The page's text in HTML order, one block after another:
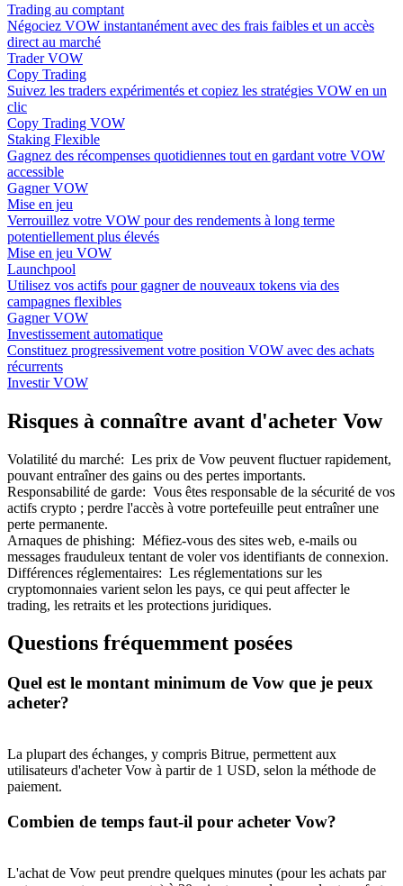
Trading au comptant
Négociez VOW instantanément avec des frais faibles et un accès
direct au marché
Trader VOW
Copy Trading
Suivez les traders expérimentés et copiez les stratégies VOW en un
clic
Copy Trading VOW
Staking Flexible
Gagnez des récompenses quotidiennes tout en gardant votre VOW
accessible
Gagner VOW
Mise en jeu
Verrouillez votre VOW pour des rendements à long terme
potentiellement plus élevés
Mise en jeu VOW
Launchpool
Utilisez vos actifs pour gagner de nouveaux tokens via des
campagnes flexibles
Gagner VOW
Investissement automatique
Constituez progressivement votre position VOW avec des achats
récurrents
Investir VOW
Risques à connaître avant d'acheter Vow
Volatilité du marché: Les prix de Vow peuvent fluctuer rapidement,
pouvant entraîner des gains ou des pertes importants.
Responsabilité de garde: Vous êtes responsable de la sécurité de vos
actifs crypto ; perdre l'accès à votre portefeuille peut entraîner une
perte permanente.
Arnaques de phishing: Méfiez-vous des sites web, e-mails ou
messages frauduleux tentant de voler vos identifiants de connexion.
Différences réglementaires: Les réglementations sur les
cryptomonnaies varient selon les pays, ce qui peut affecter le
trading, les retraits et les protections juridiques.
Questions fréquemment posées
Quel est le montant minimum de Vow que je peux
acheter?
La plupart des échanges, y compris Bitrue, permettent aux
utilisateurs d'acheter Vow à partir de 1 USD, selon la méthode de
paiement.
Combien de temps faut-il pour acheter Vow?
L'achat de Vow peut prendre quelques minutes (pour les achats par